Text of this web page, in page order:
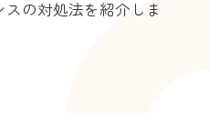
の対処法を紹介しま